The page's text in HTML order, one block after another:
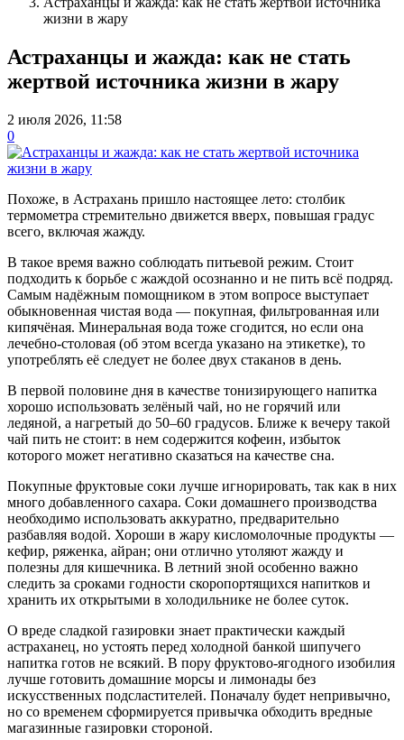
жизни в жару
Астраханцы и жажда: как не стать
жертвой источника жизни в жару
2 июля 2026, 11:58
0
Похоже, в Астрахань пришло настоящее лето: столбик
термометра стремительно движется вверх, повышая градус
всего, включая жажду.
В такое время важно соблюдать питьевой режим. Стоит
подходить к борьбе с жаждой осознанно и не пить всё подряд.
Самым надёжным помощником в этом вопросе выступает
обыкновенная чистая вода — покупная, фильтрованная или
кипячёная. Минеральная вода тоже сгодится, но если она
лечебно-столовая (об этом всегда указано на этикетке), то
употреблять её следует не более двух стаканов в день.
В первой половине дня в качестве тонизирующего напитка
хорошо использовать зелёный чай, но не горячий или
ледяной, а нагретый до 50–60 градусов. Ближе к вечеру такой
чай пить не стоит: в нем содержится кофеин, избыток
которого может негативно сказаться на качестве сна.
Покупные фруктовые соки лучше игнорировать, так как в них
много добавленного сахара. Соки домашнего производства
необходимо использовать аккуратно, предварительно
разбавляя водой. Хороши в жару кисломолочные продукты —
кефир, ряженка, айран; они отлично утоляют жажду и
полезны для кишечника. В летний зной особенно важно
следить за сроками годности скоропортящихся напитков и
хранить их открытыми в холодильнике не более суток.
О вреде сладкой газировки знает практически каждый
астраханец, но устоять перед холодной банкой шипучего
напитка готов не всякий. В пору фруктово-ягодного изобилия
лучше готовить домашние морсы и лимонады без
искусственных подсластителей. Поначалу будет непривычно,
но со временем сформируется привычка обходить вредные
магазинные газировки стороной.